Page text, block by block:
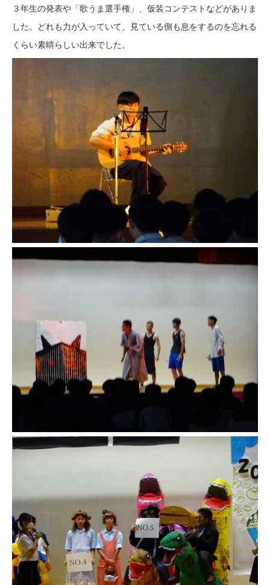
３年生の発表や「歌うま選手権」、仮装コンテストなどがありま
した。どれも力が入っていて、見ている側も息をするのを忘れる
くらい素晴らしい出来でした。